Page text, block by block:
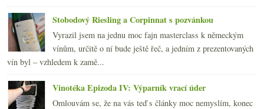
Stobodový Riesling a Corpinnat s pozvánkou
Vyrazil jsem na jednu moc fajn masterclass k německým
vínům, určitě o ní bude ještě řeč, a jedním z prezentovaných
vín byl – vzhledem k zamě...
Vinotéka Epizoda IV: Výparník vrací úder
Omlouvám se, že na vás teď s články moc nemyslím, konec